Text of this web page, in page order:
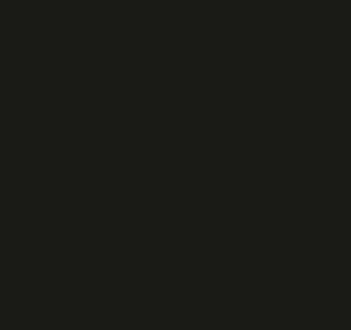
pode gerar gol. Muitas vezes
de marcar. Contra o Cruzeiro,
O grande desafio é crescer
esse número, que não é